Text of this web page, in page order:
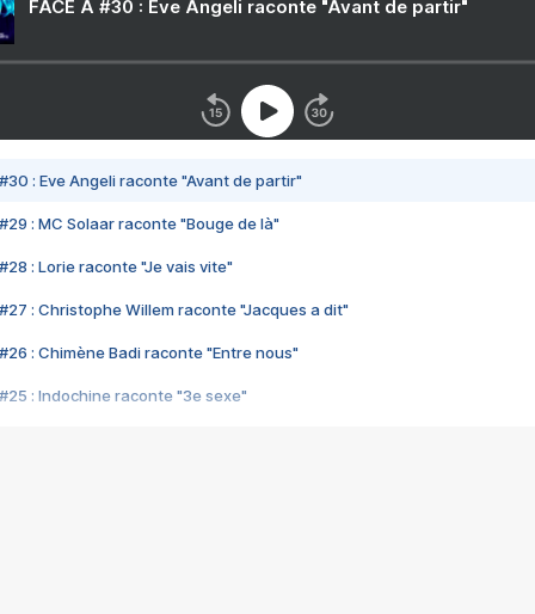
FACE A #30 : Eve Angeli raconte "Avant de partir"
#30 : Eve Angeli raconte "Avant de partir"
#29 : MC Solaar raconte "Bouge de là"
#28 : Lorie raconte "Je vais vite"
#27 : Christophe Willem raconte "Jacques a dit"
#26 : Chimène Badi raconte "Entre nous"
#25 : Indochine raconte "3e sexe"